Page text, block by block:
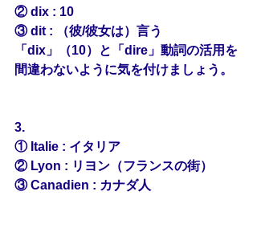
② dix : 10
③ dit : （彼/彼女は）言う
「dix」（10）と「dire」動詞の活用を
間違わないように気を付けましょう。
3.
① Italie : イタリア
② Lyon : リヨン（フランスの街）
③ Canadien : カナダ人